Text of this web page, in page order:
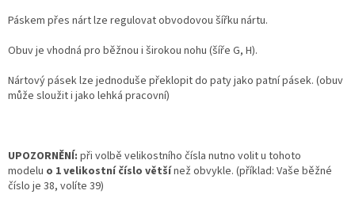
Páskem přes nárt lze regulovat obvodovou šířku nártu.
Obuv je vhodná pro běžnou i širokou nohu (šíře G, H).
Nártový pásek lze jednoduše překlopit do paty jako patní pásek. (obuv
může sloužit i jako lehká pracovní)
UPOZORNĚNÍ: při volbě velikostního čísla nutno volit u tohoto
modelu o 1 velikostní číslo většínež obvykle. (příklad: Vaše běžné
číslo je 38, volíte 39)